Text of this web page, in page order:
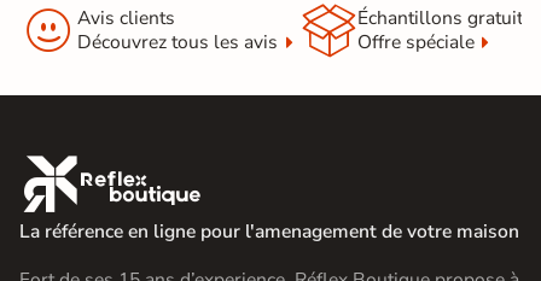
 Avis clients
Découvrez tous les avis
Échantillons gratuit
Offre spéciale

La référence en ligne pour l'amenagement de votre maison